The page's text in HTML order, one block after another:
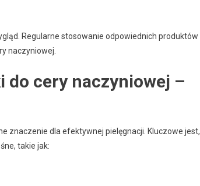
Regularne stosowanie odpowiednich produktów
naczyniowej.
do cery naczyniowej –
znaczenie dla efektywnej pielęgnacji. Kluczowe jest,
takie jak: